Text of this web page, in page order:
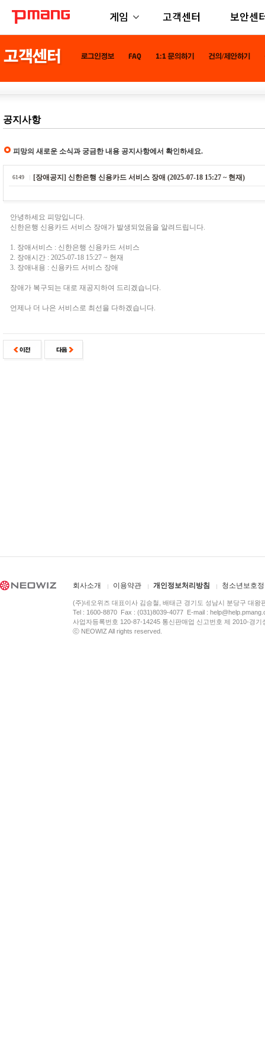
게임 고객센터 보안센
공지사항
피망의 새로운 소식과 궁금한 내용 공지사항에서 확인하세요.
6149 [장애공지] 신한은행 신용카드 서비스 장애 (2025-07-18 15:27 ~ 현재)
안녕하세요 피망입니다.
신한은행 신용카드 서비스 장애가 발생되었음을 알려드립니다.
1. 장애서비스 : 신한은행 신용카드 서비스
2. 장애시간 : 2025-07-18 15:27 ~ 현재
3. 장애내용 : 신용카드 서비스 장애
장애가 복구되는 대로 재공지하여 드리겠습니다.
언제나 더 나은 서비스로 최선을 다하겠습니다.
회사소개 이용약관 개인정보처리방침 청소년보호
(주)네오위즈 대표이사 김승철, 배태근 경기도 성남시 분당구 대왕
Tel : 1600-8870 Fax : (031)8039-4077 E-mail :
사업자등록번호 120-87-14245 통신판매업 신고번호 제 2010-경
ⓒ NEOWIZ All rights reserved.